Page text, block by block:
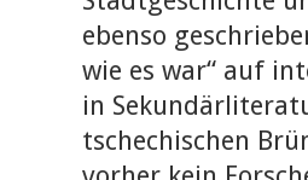
ebenso
wie es war“ auf
in
tschechischen